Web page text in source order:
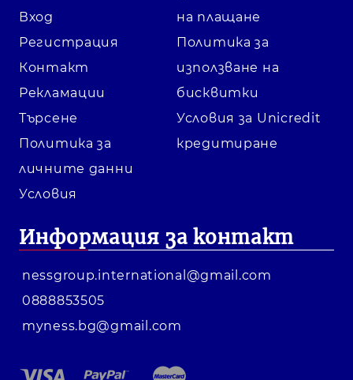
Вход
Регистрация
Контакт
Рекламации
Търсене
Политика за
личните данни
Условия
на плащане
Политика за
използване на
бисквитки
Условия за Unicredit
кредитиране
Информация за контакт
nessgroup.international@gmail.com
0888853505
myness.bg@gmail.com